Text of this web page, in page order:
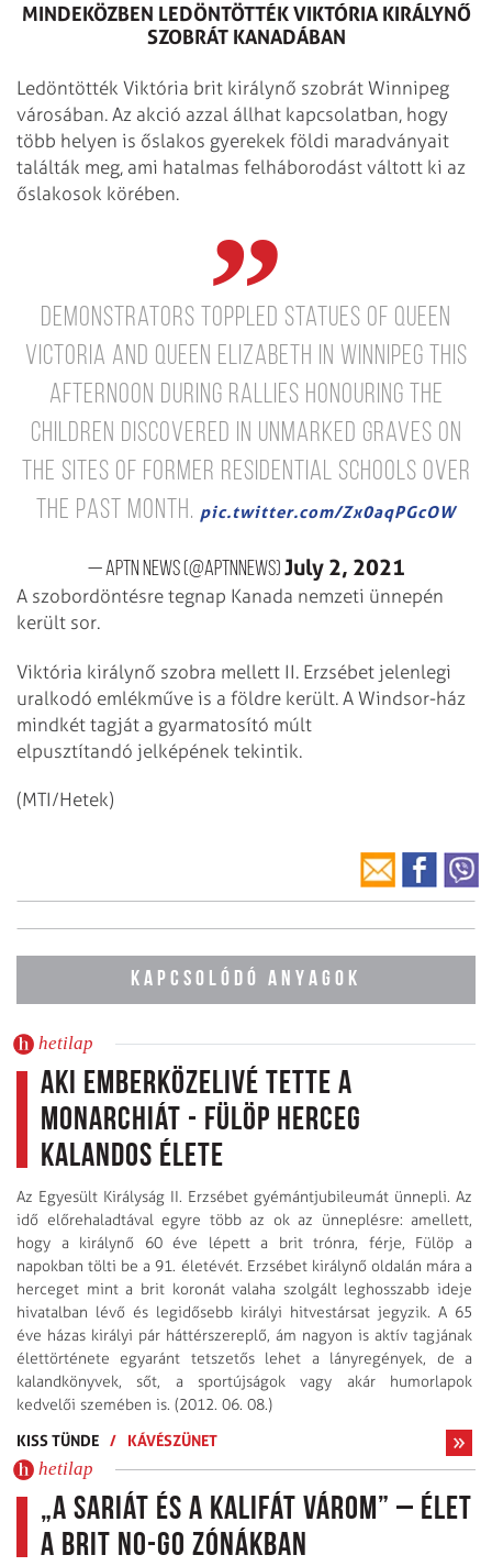
MINDEKÖZBEN LEDÖNTÖTTÉK VIKTÓRIA KIRÁLYNŐ
SZOBRÁT KANADÁBAN
Ledöntötték Viktória brit királynő szobrát Winnipeg
városában. Az akció azzal állhat kapcsolatban, hogy
több helyen is őslakos gyerekek földi maradványait
találták meg, ami hatalmas felháborodást váltott ki az
őslakosok körében.
Demonstrators toppled statues of Queen
Victoria and Queen Elizabeth in Winnipeg this
afternoon during rallies honouring the
children discovered in unmarked graves on
the sites of former residential schools over
the past month. pic.twitter.com/Zx0aqPGcOW
— APTN News (@APTNNews) July 2, 2021
A szobordöntésre tegnap Kanada nemzeti ünnepén
került sor.
Viktória királynő szobra mellett II. Erzsébet jelenlegi
uralkodó emlékműve is a földre került. A Windsor-ház
mindkét tagját a gyarmatosító múlt
elpusztítandó jelképének tekintik.
(MTI/Hetek)
KAPCSOLÓDÓ ANYAGOK
hetilap
Aki emberközelivé tette a
monarchiát - Fülöp herceg
kalandos élete
Az Egyesült Királyság II. Erzsébet gyémántjubileumát ünnepli. Az
idő előrehaladtával egyre több az ok az ünneplésre: amellett,
hogy a királynő 60 éve lépett a brit trónra, férje, Fülöp a
napokban tölti be a 91. életévét. Erzsébet királynő oldalán mára a
herceget mint a brit koronát valaha szolgált leghosszabb ideje
hivatalban lévő és legidősebb királyi hitvestársat jegyzik. A 65
éve házas királyi pár háttérszereplő, ám nagyon is aktív tagjának
élettörténete egyaránt tetszetős lehet a lányregények, de a
kalandkönyvek, sőt, a sportújságok vagy akár humorlapok
kedvelői szemében is. (2012. 06. 08.)
KISS TÜNDE / KÁVÉSZÜNET
hetilap
„A sariát és a kalifát várom” – élet
a brit no-go zónákban